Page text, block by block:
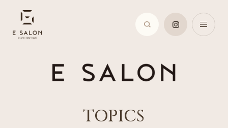
TOPICS